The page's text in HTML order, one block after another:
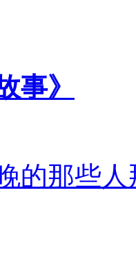
事》
的那些